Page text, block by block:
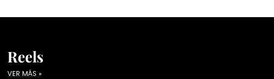
Reels
VER MÁS »